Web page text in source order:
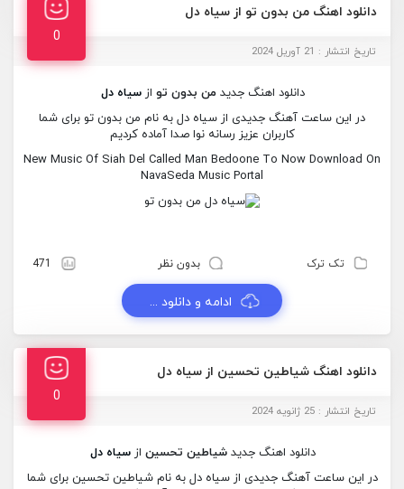
دانلود اهنگ من بدون تو از سیاه دل
0
تاریخ انتشار : 21 آوریل 2024
دانلود اهنگ جدید من بدون تو از سیاه دل
در این ساعت آهنگ جدیدی از سیاه دل به نام من بدون تو برای شما
کاربران عزیز رسانه نوا صدا آماده کردیم
New Music Of Siah Del Called Man Bedoone To Now Download On
NavaSeda Music Portal
تک ترک بدون نظر 471
ادامه و دانلود ...
دانلود اهنگ شیاطین تحسین از سیاه دل
0
تاریخ انتشار : 25 ژانویه 2024
دانلود اهنگ جدید شیاطین تحسین از سیاه دل
در این ساعت آهنگ جدیدی از سیاه دل به نام شیاطین تحسین برای شما